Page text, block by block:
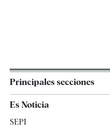
Principales secciones
Es Noticia
SEPI